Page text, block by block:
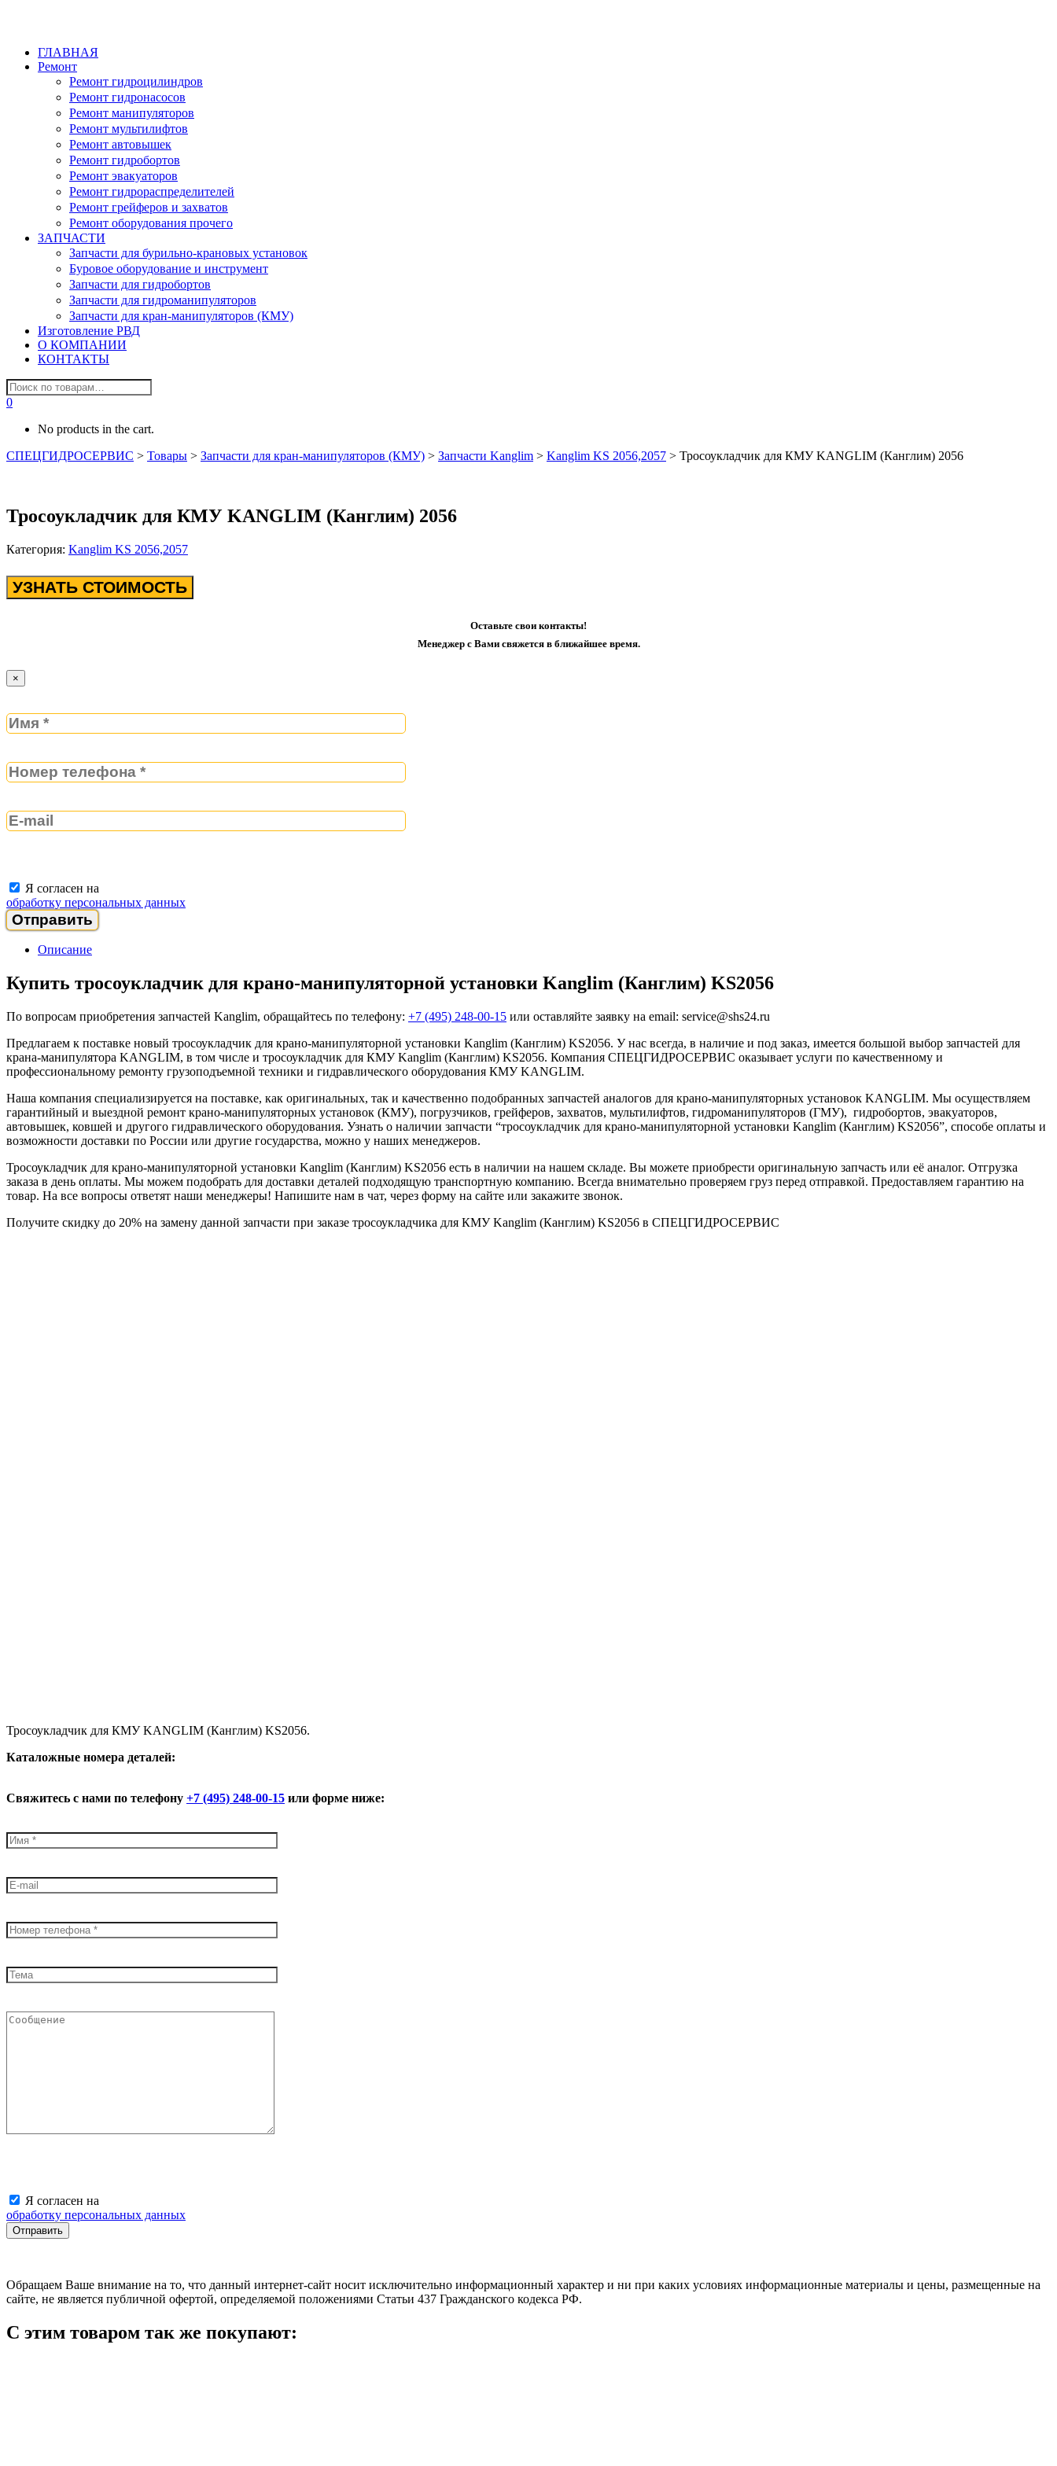
ГЛАВНАЯ
Ремонт
Ремонт гидроцилиндров
Ремонт гидронасосов
Ремонт манипуляторов
Ремонт мультилифтов
Ремонт автовышек
Ремонт гидробортов
Ремонт эвакуаторов
Ремонт гидрораспределителей
Ремонт грейферов и захватов
Ремонт оборудования прочего
ЗАПЧАСТИ
Запчасти для бурильно-крановых установок
Буровое оборудование и инструмент
Запчасти для гидробортов
Запчасти для гидроманипуляторов
Запчасти для кран-манипуляторов (КМУ)
Изготовление РВД
О КОМПАНИИ
КОНТАКТЫ
0
No products in the cart.
СПЕЦГИДРОСЕРВИС > Товары > Запчасти для кран-манипуляторов (КМУ) > Запчасти Kanglim > Kanglim KS 2056,2057 > Тросоукладчик для КМУ KANGLIM (Канглим) 2056
Тросоукладчик для КМУ KANGLIM (Канглим) 2056
Категория: Kanglim KS 2056,2057
УЗНАТЬ СТОИМОСТЬ
Оставьте свои контакты!
Менеджер с Вами свяжется в ближайшее время.
×
Я согласен на
обработку персональных данных
Описание
Купить тросоукладчик для крано-манипуляторной установки Kanglim (Канглим) KS2056
По вопросам приобретения запчастей Kanglim, обращайтесь по телефону: +7 (495) 248-00-15 или оставляйте заявку на email: service@shs24.ru
Предлагаем к поставке новый тросоукладчик для крано-манипуляторной установки Kanglim (Канглим) KS2056. У нас всегда, в наличие и под заказ, имеется большой выбор запчастей для
крана-манипулятора KANGLIM, в том числе и тросоукладчик для КМУ Kanglim (Канглим) KS2056. Компания СПЕЦГИДРОСЕРВИС оказывает услуги по качественному и
профессиональному ремонту грузоподъемной техники и гидравлического оборудования КМУ KANGLIM.
Наша компания специализируется на поставке, как оригинальных, так и качественно подобранных запчастей аналогов для крано-манипуляторных установок KANGLIM. Мы осуществляем
гарантийный и выездной ремонт крано-манипуляторных установок (КМУ), погрузчиков, грейферов, захватов, мультилифтов, гидроманипуляторов (ГМУ), гидробортов, эвакуаторов,
автовышек, ковшей и другого гидравлического оборудования. Узнать о наличии запчасти “тросоукладчик для крано-манипуляторной установки Kanglim (Канглим) KS2056”, способе оплаты и
возможности доставки по России или другие государства, можно у наших менеджеров.
Тросоукладчик для крано-манипуляторной установки Kanglim (Канглим) KS2056 есть в наличии на нашем складе. Вы можете приобрести оригинальную запчасть или её аналог. Отгрузка
заказа в день оплаты. Мы можем подобрать для доставки деталей подходящую транспортную компанию. Всегда внимательно проверяем груз перед отправкой. Предоставляем гарантию на
товар. На все вопросы ответят наши менеджеры! Напишите нам в чат, через форму на сайте или закажите звонок.
Получите скидку до 20% на замену данной запчасти при заказе тросоукладчика для КМУ Kanglim (Канглим) KS2056 в СПЕЦГИДРОСЕРВИС
Тросоукладчик для КМУ KANGLIM (Канглим) KS2056.
Каталожные номера деталей:
Свяжитесь с нами по телефону +7 (495) 248-00-15 или форме ниже:
Я согласен на
обработку персональных данных
Обращаем Ваше внимание на то, что данный интернет-сайт носит исключительно информационный характер и ни при каких условиях информационные материалы и цены, размещенные на
сайте, не является публичной офертой, определяемой положениями Статьи 437 Гражданского кодекса РФ.
С этим товаром так же покупают: